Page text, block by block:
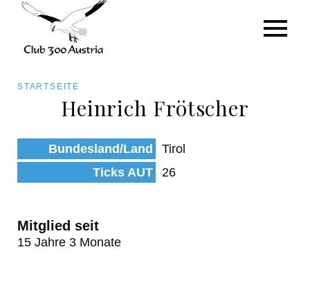
zum
Inhalt
Pfadnavigation
STARTSEITE
Heinrich Frötscher
Bundesland/Land
Tirol
Ticks AUT
26
Mitglied seit
15 Jahre 3 Monate
Art/Species
Status
Kategorie für die Österreich-Liste
Beobachtungen